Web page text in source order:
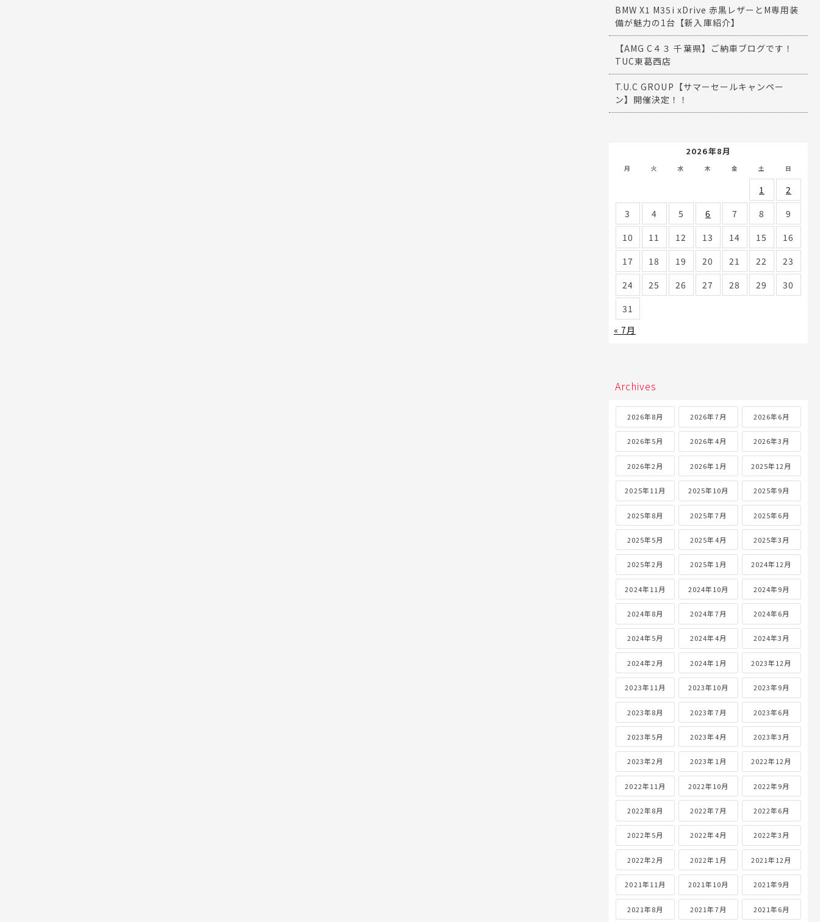
BMW X1 M35i xDrive 赤黒レザーとM専用装
備が魅力の1台【新入庫紹介】
【AMG C４３ 千葉県】ご納車ブログです！
TUC東葛西店
T.U.C GROUP【サマーセールキャンペー
ン】開催決定！！
2026年8月
月 火 水 木 金 土 日
1
2
3
4 5 6 7 8
9
10
11 12 13 14 15
16
17
18 19 20 21 22
23
24
25 26 27 28 29
30
31
« 7月
Archives
2026年8月 2026年7月 2026年6月
2026年5月 2026年4月 2026年3月
2026年2月 2026年1月 2025年12月
2025年11月 2025年10月 2025年9月
2025年8月 2025年7月 2025年6月
2025年5月 2025年4月 2025年3月
2025年2月 2025年1月 2024年12月
2024年11月 2024年10月 2024年9月
2024年8月 2024年7月 2024年6月
2024年5月 2024年4月 2024年3月
2024年2月 2024年1月 2023年12月
2023年11月 2023年10月 2023年9月
2023年8月 2023年7月 2023年6月
2023年5月 2023年4月 2023年3月
2023年2月 2023年1月 2022年12月
2022年11月 2022年10月 2022年9月
2022年8月 2022年7月 2022年6月
2022年5月 2022年4月 2022年3月
2022年2月 2022年1月 2021年12月
2021年11月 2021年10月 2021年9月
2021年8月 2021年7月 2021年6月